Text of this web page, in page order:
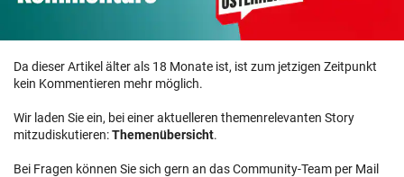
Da dieser Artikel älter als 18 Monate ist, ist zum jetzigen Zeitpunkt
kein Kommentieren mehr möglich.
Wir laden Sie ein, bei einer aktuelleren themenrelevanten Story
mitzudiskutieren:Themenübersicht.
Bei Fragen können Sie sich gern an das Community-Team per Mail